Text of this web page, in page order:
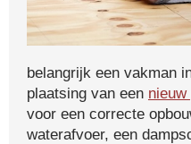
belangrijk een vakman
plaatsing van een
voor een correcte
waterafvoer, een